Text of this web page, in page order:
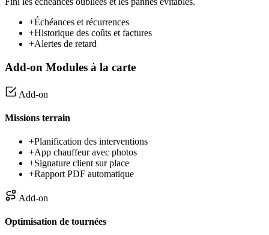
+Échéances et récurrences
+Historique des coûts et factures
+Alertes de retard
Add-on Modules à la carte
Add-on
Missions terrain
+Planification des interventions
+App chauffeur avec photos
+Signature client sur place
+Rapport PDF automatique
Add-on
Optimisation de tournées